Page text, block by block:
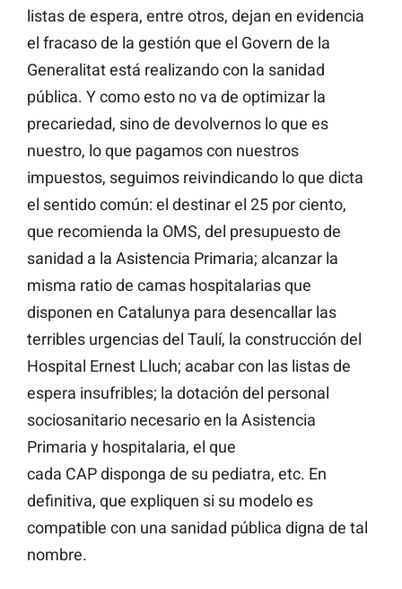
listas de espera, entre otros, dejan en evidencia
el fracaso de la gestión que el Govern de la
Generalitat está realizando con la sanidad
pública. Y como esto no va de optimizar la
precariedad, sino de devolvernos lo que es
nuestro, lo que pagamos con nuestros
impuestos, seguimos reivindicando lo que dicta
el sentido común: el destinar el 25 por ciento,
que recomienda la OMS, del presupuesto de
sanidad a la Asistencia Primaria; alcanzar la
misma ratio de camas hospitalarias que
disponen en Catalunya para desencallar las
terribles urgencias del Taulí, la construcción del
Hospital Ernest Lluch; acabar con las listas de
espera insufribles; la dotación del personal
sociosanitario necesario en la Asistencia
Primaria y hospitalaria, el que
cada CAP disponga de su pediatra, etc. En
definitiva, que expliquen si su modelo es
compatible con una sanidad pública digna de tal
nombre.